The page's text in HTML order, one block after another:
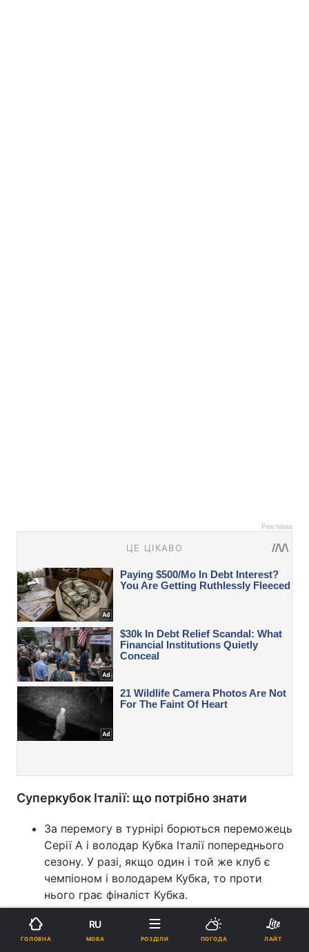
Реклама
Суперкубок Італії: що потрібно знати
За перемогу в турнірі борються переможець
Серії А і володар Кубка Італії попереднього
сезону. У разі, якщо один і той же клуб є
чемпіоном і володарем Кубка, то проти
нього грає фіналіст Кубка.
Рекордсменом за кількістю перемог у
Суперкубку є "Ювентус", який виграв турнір
ГОЛОВНА
RU
МОВА РОЗДІЛИ ПОГОДА ЛАЙТ